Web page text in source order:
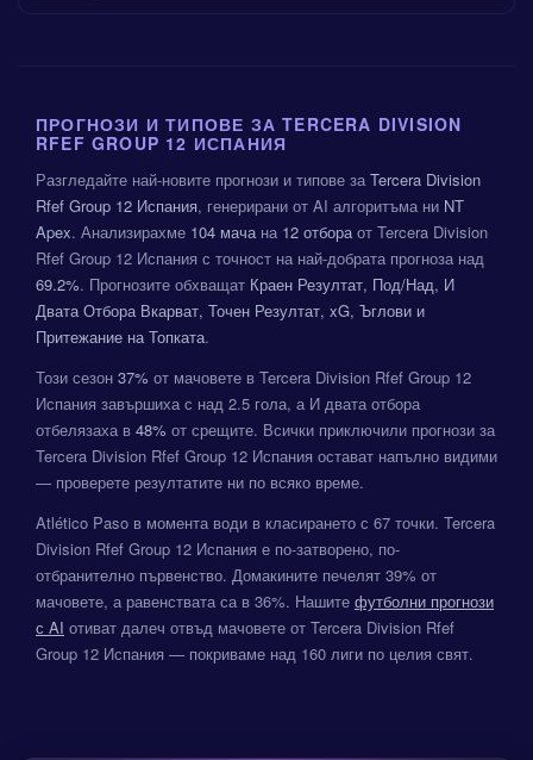
ПРОГНОЗИ И ТИПОВЕ ЗА TERCERA DIVISION
RFEF GROUP 12 ИСПАНИЯ
Разгледайте най-новите прогнози и типове за Tercera Division
Rfef Group 12 Испания, генерирани от AI алгоритъма ни NT
Apex. Анализирахме 104 мачана 12 отбораот Tercera Division
Rfef Group 12 Испания с точност на най-добрата прогноза над
69.2%. Прогнозите обхващат Краен Резултат, Под/Над, И
Двата Отбора Вкарват, Точен Резултат, xG, Ъглови и
Притежание на Топката.
Този сезон 37% от мачовете в Tercera Division Rfef Group 12
Испания завършиха с над 2.5 гола, а И двата отбора
отбелязаха в 48% от срещите. Всички приключили прогнози за
Tercera Division Rfef Group 12 Испания остават напълно видими
— проверете резултатите ни по всяко време.
Atlético Paso в момента води в класирането с 67 точки. Tercera
Division Rfef Group 12 Испания е по-затворено, по-
отбранително първенство. Домакините печелят 39% от
мачовете, а равенствата са в 36%. Нашите футболни прогнози
с AI отиват далеч отвъд мачовете от Tercera Division Rfef
Group 12 Испания — покриваме над 160 лиги по целия свят.